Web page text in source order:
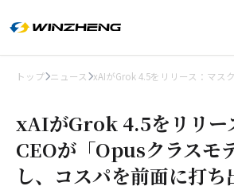
トップ ニュース xAIがGrok 4.5をリリース：マス
xAIがGrok 4.5をリリー
CEOが「Opusクラスモ
し、コスパを前面に打ち